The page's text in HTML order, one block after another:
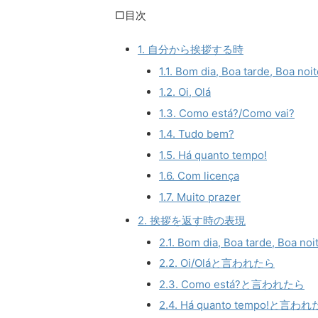
□目次
1. 自分から挨拶する時
1.1. Bom dia, Boa tarde, Boa
1.2. Oi, Olá
1.3. Como está?/Como vai?
1.4. Tudo bem?
1.5. Há quanto tempo!
1.6. Com licença
1.7. Muito prazer
2. 挨拶を返す時の表現
2.1. Bom dia, Boa tarde, Boa
2.2. Oi/Oláと言われたら
2.3. Como está?と言われたら
2.4. Há quanto tempo!と言われ